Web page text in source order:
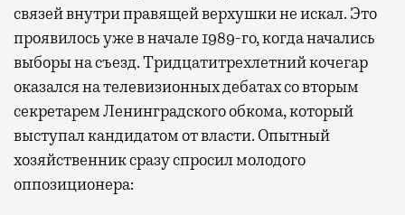
связей внутри правящей верхушки не искал. Это
проявилось уже в начале 1989-го, когда начались
выборы на съезд. Тридцатитрехлетний кочегар
оказался на телевизионных дебатах со вторым
секретарем Ленинградского обкома, который
выступал кандидатом от власти. Опытный
хозяйственник сразу спросил молодого
оппозиционера: